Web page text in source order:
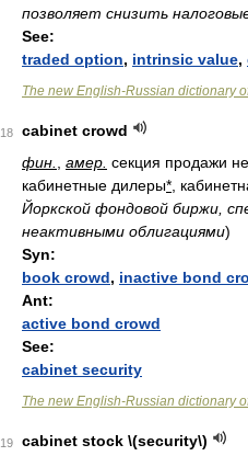
позволяет снизить
See:
traded option, intrinsic value,
The new English-Russian dictionary
18
cabinet crowd
фин.
амер. секция продажи
кабинетные дилеры* ,
Йоркской фондовой биржи,
неактивными облигациями)
Syn:
book crowd, inactive bond
Ant:
active bond crowd
See:
cabinet security
The new English-Russian dictionary
19
cabinet stock \(security\)